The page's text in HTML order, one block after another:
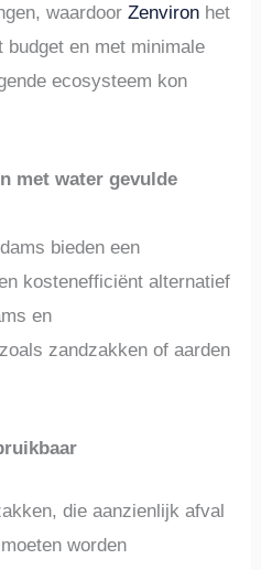
waardoorZenviron het
budget en met minimale
ecosysteem kon
met water gevulde
bieden een
kostenefficiënt alternatief
en
zandzakken of aarden
die aanzienlijk afval
worden